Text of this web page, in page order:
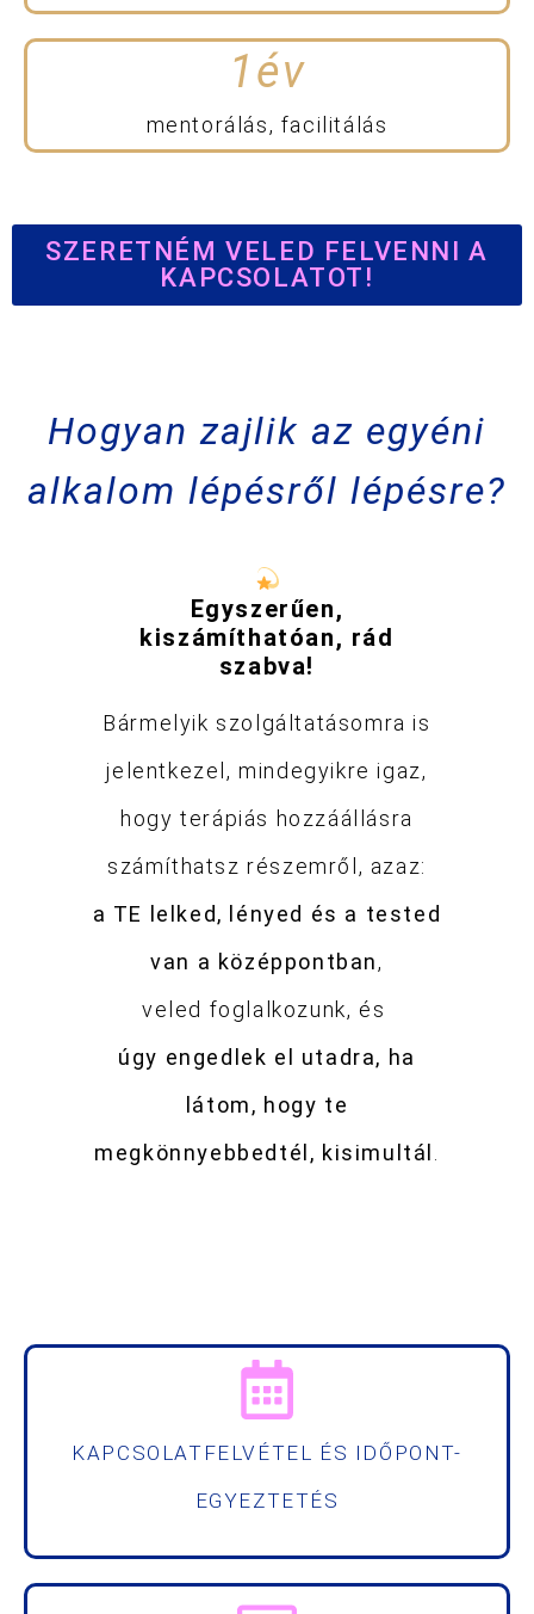
mentorálás, facilitálás
1év
SZERETNÉM VELED FELVENNI A
KAPCSOLATOT!
Hogyan zajlik az egyéni
alkalom lépésről lépésre?
Egyszerűen,
kiszámíthatóan, rád
szabva!
Bármelyik szolgáltatásomra is
jelentkezel, mindegyikre igaz,
hogy terápiás hozzáállásra
számíthatsz részemről, azaz:
a TE lelked, lényed és a tested
van a középpontban,
veled foglalkozunk, és
úgy engedlek el utadra, ha
látom, hogy te
megkönnyebbedtél, kisimultál
KAPCSOLATFELVÉTEL ÉS IDŐPONT-
EGYEZTETÉS